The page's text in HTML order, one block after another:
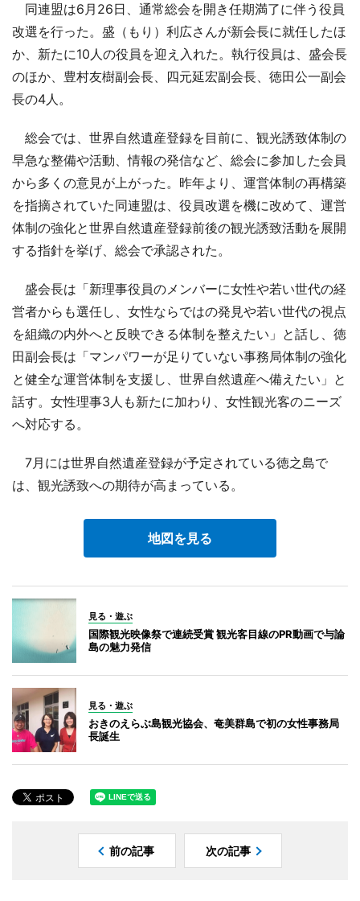
同連盟は6月26日、通常総会を開き任期満了に伴う役員
改選を行った。盛（もり）利広さんが新会長に就任したほ
か、新たに10人の役員を迎え入れた。執行役員は、盛会長
のほか、豊村友樹副会長、四元延宏副会長、徳田公一副会
長の4人。
総会では、世界自然遺産登録を目前に、観光誘致体制の
早急な整備や活動、情報の発信など、総会に参加した会員
から多くの意見が上がった。昨年より、運営体制の再構築
を指摘されていた同連盟は、役員改選を機に改めて、運営
体制の強化と世界自然遺産登録前後の観光誘致活動を展開
する指針を挙げ、総会で承認された。
盛会長は「新理事役員のメンバーに女性や若い世代の経
営者からも選任し、女性ならではの発見や若い世代の視点
を組織の内外へと反映できる体制を整えたい」と話し、徳
田副会長は「マンパワーが足りていない事務局体制の強化
と健全な運営体制を支援し、世界自然遺産へ備えたい」と
話す。女性理事3人も新たに加わり、女性観光客のニーズ
へ対応する。
7月には世界自然遺産登録が予定されている徳之島で
は、観光誘致への期待が高まっている。
地図を見る
見る・遊ぶ
国際観光映像祭で連続受賞 観光客目線のPR動画で与論
島の魅力発信
見る・遊ぶ
おきのえらぶ島観光協会、奄美群島で初の女性事務局
長誕生
前の記事 次の記事